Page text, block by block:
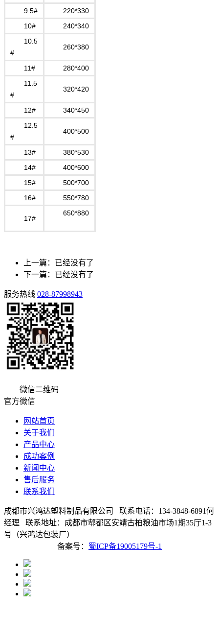
9.5#
220*330
10#
240*340
10.5
#
260*380
11#
280*400
11.5
#
320*420
12#
340*450
12.5
#
400*500
13#
380*530
14#
400*600
15#
500*700
16#
550*780
17#
650*880
上一篇：已经没有了
下一篇：已经没有了
服务热线 028-87998943
微信二维码
官方微信
网站首页
关于我们
产品中心
成功案例
新闻中心
售后服务
联系我们
成都市兴鸿达塑料制品有限公司 联系电话：134-3848-6891何
经理 联系地址：成都市郫都区安靖古柏粮油市场1期35厅1-3
号（兴鸿达包装厂）
备案号： 蜀ICP备19005179号-1